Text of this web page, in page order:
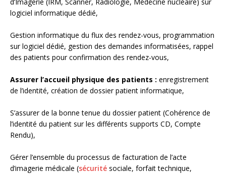
logiciel informatique dédié,
Gestion informatique du flux des rendez-vous, programmation
sur logiciel dédié, gestion des demandes informatisées, rappel
des patients pour confirmation des rendez-vous,
Assurer l’accueil physique des patients : enregistrement
de l’identité, création de dossier patient informatique,
S’assurer de la bonne tenue du dossier patient (Cohérence de
l’identité du patient sur les différents supports CD, Compte
Rendu),
Gérer l’ensemble du processus de facturation de l’acte
d’imagerie médicale (sécurité sociale, forfait technique,